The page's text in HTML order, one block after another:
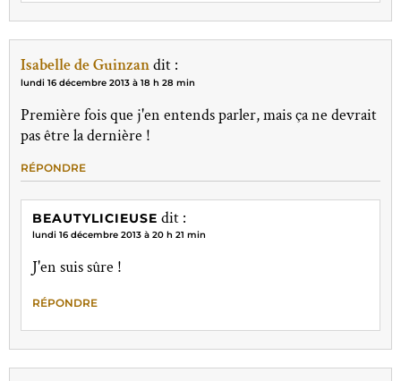
Isabelle de Guinzandit :
lundi 16 décembre 2013 à 18 h 28 min
Première fois que j'en entends parler, mais ça ne devrait
pas être la dernière !
RÉPONDRE
BEAUTYLICIEUSE dit :
lundi 16 décembre 2013 à 20 h 21 min
J'en suis sûre !
RÉPONDRE